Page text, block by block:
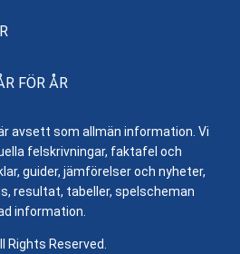
FÖR ÅR
avsett som allmän information. Vi
felskrivningar, faktafel och
guider, jämförelser och nyheter,
resultat, tabeller, spelscheman
information.
Reserved.